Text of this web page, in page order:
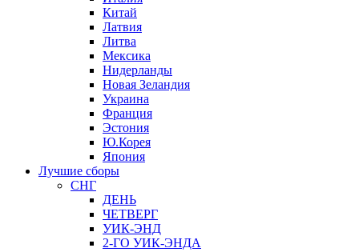
Китай
Латвия
Литва
Мексика
Нидерланды
Новая Зеландия
Украина
Франция
Эстония
Ю.Корея
Япония
Лучшие сборы
СНГ
ДЕНЬ
ЧЕТВЕРГ
УИК-ЭНД
2-ГО УИК-ЭНДА